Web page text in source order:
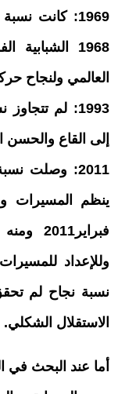
1968
العالمي ولنجاح
إلى القاع والحسن
وللإعداد
نسبة نجاح لم
الاستقلال الشكلي.
أما عند البحث في